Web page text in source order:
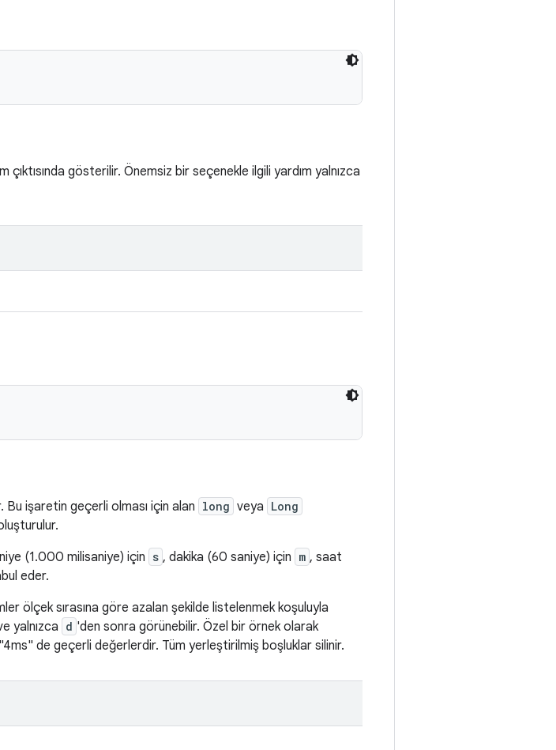
çıktısında gösterilir. Önemsiz bir seçenekle ilgili yardım yalnızca
Bu işaretin geçerli olması için alan long veya Long
(1.000 milisaniye) için s , dakika (60 saniye) için m , saat
eder.
ölçek sırasına göre azalan şekilde listelenmek koşuluyla
yalnızca d 'den sonra görünebilir. Özel bir örnek olarak
de geçerli değerlerdir. Tüm yerleştirilmiş boşluklar silinir.